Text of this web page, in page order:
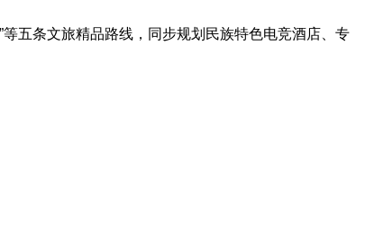
五条文旅精品路线，同步规划民族特色电竞酒店、专